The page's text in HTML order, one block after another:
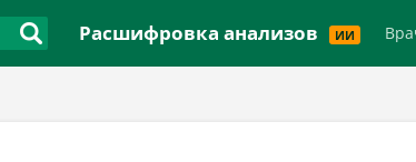
Расшифровка анализов ИИ